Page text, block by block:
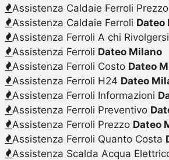
Assistenza Caldaie Ferroli Prezzo
Assistenza Caldaie Ferroli Dateo
Assistenza Ferroli A chi Rivolgersi
Assistenza Ferroli Dateo Milano
Assistenza Ferroli Costo Dateo
Assistenza Ferroli H24 Dateo
Assistenza Ferroli Informazioni
Assistenza Ferroli Preventivo
Assistenza Ferroli Prezzo Dateo
Assistenza Ferroli Quanto Costa
Assistenza Scalda Acqua